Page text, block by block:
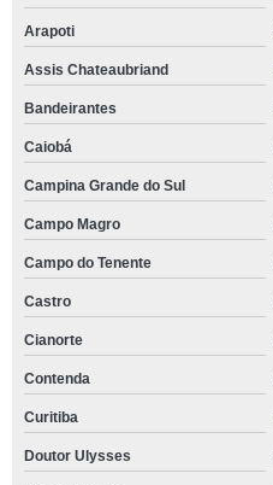
Arapoti
Assis Chateaubriand
Bandeirantes
Caiobá
Campina Grande do Sul
Campo Magro
Campo do Tenente
Castro
Cianorte
Contenda
Curitiba
Doutor Ulysses